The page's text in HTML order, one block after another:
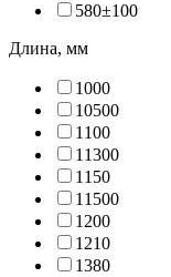
580±100
Длина, мм
1000
10500
1100
11300
1150
11500
1200
1210
1380